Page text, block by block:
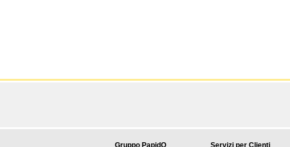
Gruppo PapidO
Servizi per Clienti